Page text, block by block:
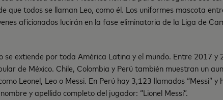
que todos se llaman Leo, como él. Los uniformes mascota
aficionados lucirán en la fase eliminatoria de la Liga de
se extiende por toda América Latina y el mundo. Entre 2017 y
de México. Chile, Colombia y Perú también muestran un
Leonel, Leo o Messi. En Perú hay 3,123 llamados “Messi” y
y apellido completo del jugador: “Lionel Messi”.